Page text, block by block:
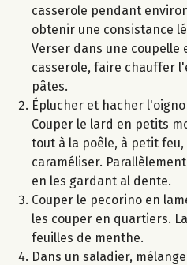
casserole pendant
obtenir une consistance
Verser dans une coupelle
casserole, faire chauffer
pâtes.
Éplucher et hacher
Couper le lard en petits
tout à la poêle, à petit
caraméliser.
en les gardant al dente.
Couper le pecorino en
les couper en quartiers.
feuilles de menthe.
Dans un saladier,